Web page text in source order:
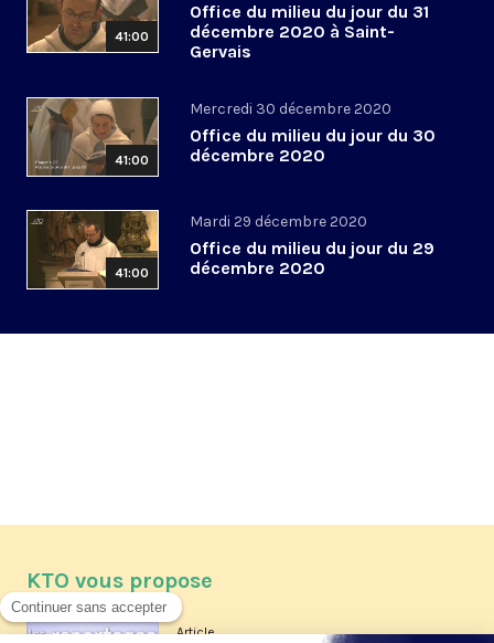
41:00
Office du milieu du jour du 31
décembre 2020 à Saint-
Gervais
41:00
Mercredi 30 décembre 2020
Office du milieu du jour du 30
décembre 2020
41:00
Mardi 29 décembre 2020
Office du milieu du jour du 29
décembre 2020
KTO vous propose
Article